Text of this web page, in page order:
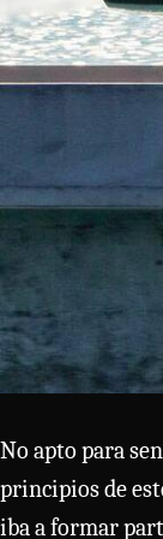
No apto para
principios de
iba a formar